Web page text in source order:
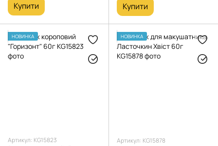
Купити Купити
НОВИНКА
Артикул: KG15823
НОВИНКА
Артикул: KG15878